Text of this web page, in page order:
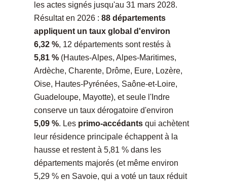
les actes signés jusqu'au 31 mars 2028.
Résultat en 2026 : 88 départements
appliquent un taux global d'environ
6,32 %, 12 départements sont restés à
5,81 % (Hautes-Alpes, Alpes-Maritimes,
Ardèche, Charente, Drôme, Eure, Lozère,
Oise, Hautes-Pyrénées, Saône-et-Loire,
Guadeloupe, Mayotte), et seule l'Indre
conserve un taux dérogatoire d'environ
5,09 %. Les primo-accédants qui achètent
leur résidence principale échappent à la
hausse et restent à 5,81 % dans les
départements majorés (et même environ
5,29 % en Savoie, qui a voté un taux réduit